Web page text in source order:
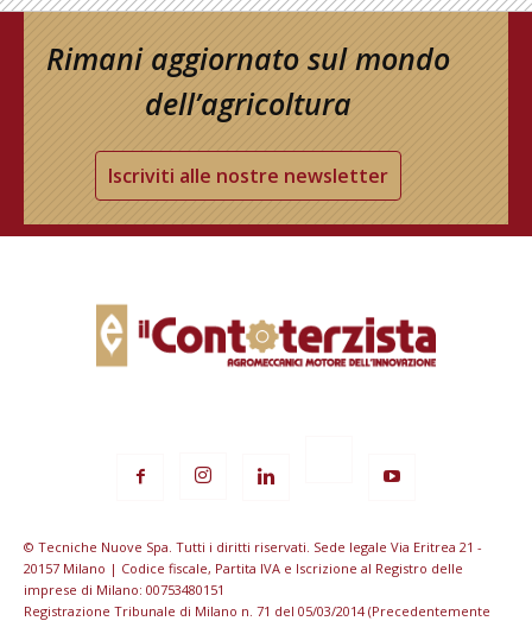
Rimani aggiornato sul mondo
dell’agricoltura
Iscriviti alle nostre newsletter
© Tecniche Nuove Spa. Tutti i diritti riservati. Sede legale Via Eritrea 21 -
20157 Milano | Codice fiscale, Partita IVA e Iscrizione al Registro delle
imprese di Milano: 00753480151
Registrazione Tribunale di Milano n. 71 del 05/03/2014 (Precedentemente